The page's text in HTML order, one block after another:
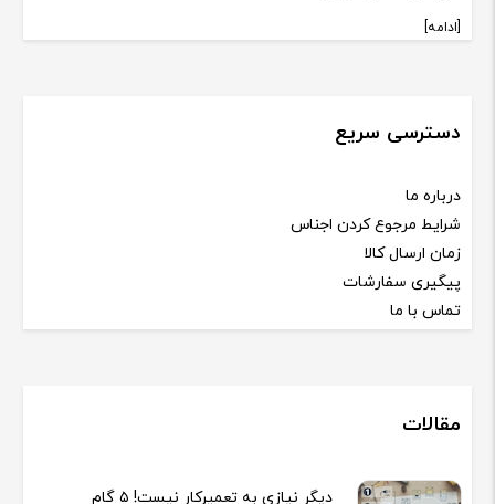
[ادامه]
دسترسی سریع
درباره ما
شرایط مرجوع کردن اجناس
زمان ارسال کالا
پیگیری سفارشات
تماس با ما
مقالات
دیگر نیازی به تعمیرکار نیست! ۵ گام